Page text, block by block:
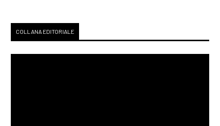
COLLANA EDITORIALE